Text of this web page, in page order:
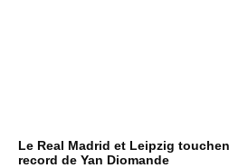
Le Real Madrid et Leipzig
record de Yan Diomande